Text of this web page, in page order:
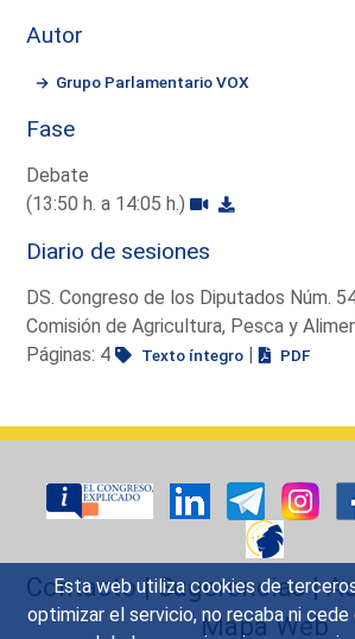
Esta web utiliza cookies de
optimizar el servicio, no recaba ni
Autor
Grupo Parlamentario VOX
Fase
Debate
(13:50 h. a 14:05 h.)
Diario de sesiones
DS. Congreso de los Diputados Núm.
Comisión de Agricultura, Pesca y
Páginas: 4
Texto íntegro | PDF
Contacto|Sugerencias|
Mapa Web